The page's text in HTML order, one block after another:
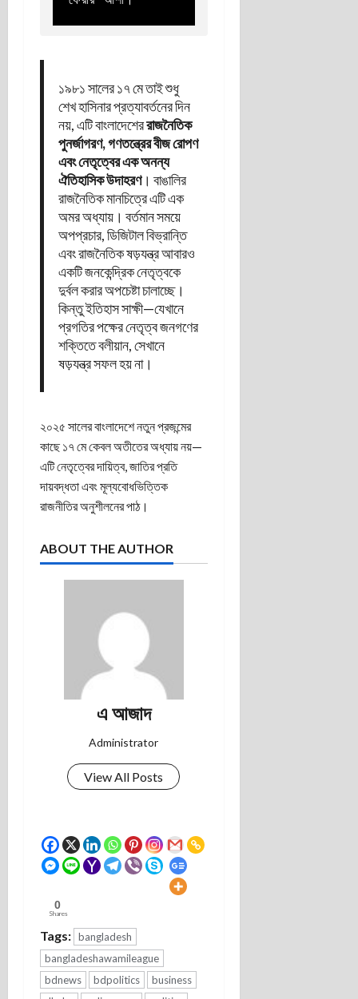
১৯৮১ সালের ১৭ মে তাই শুধু
শেখ হাসিনার প্রত্যাবর্তনের দিন
নয়, এটি বাংলাদেশেররাজনৈতিক
পুনর্জাগরণ, গণতন্ত্রের বীজ রোপণ
এবং নেতৃত্বের এক অনন্য
ঐতিহাসিক উদাহরণ। বাঙালির
রাজনৈতিক মানচিত্রে এটি এক
অমর অধ্যায়। বর্তমান সময়ে
অপপ্রচার, ডিজিটাল বিভ্রান্তি
এবং রাজনৈতিক ষড়যন্ত্র আবারও
একটি জনকেন্দ্রিক নেতৃত্বকে
দুর্বল করার অপচেষ্টা চালাচ্ছে।
কিন্তু ইতিহাস সাক্ষী—যেখানে
প্রগতির পক্ষের নেতৃত্ব জনগণের
শক্তিতে বলীয়ান, সেখানে
ষড়যন্ত্র সফল হয় না।
২০২৫ সালের বাংলাদেশে নতুন প্রজন্মের
কাছে ১৭ মে কেবল অতীতের অধ্যায় নয়—
এটি নেতৃত্বের দায়িত্ব, জাতির প্রতি
দায়বদ্ধতা এবং মূল্যবোধভিত্তিক
রাজনীতির অনুশীলনের পাঠ।
ABOUT THE AUTHOR
এ আজাদ
Administrator
View All Posts
0
Shares
Tags: bangladesh
bangladeshawamileague
bdnews
bdpolitics
business